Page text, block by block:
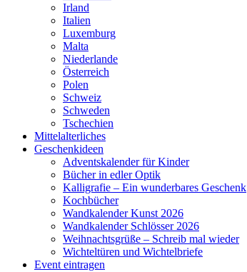
Irland
Italien
Luxemburg
Malta
Niederlande
Österreich
Polen
Schweiz
Schweden
Tschechien
Mittelalterliches
Geschenkideen
Adventskalender für Kinder
Bücher in edler Optik
Kalligrafie – Ein wunderbares Geschenk
Kochbücher
Wandkalender Kunst 2026
Wandkalender Schlösser 2026
Weihnachtsgrüße – Schreib mal wieder
Wichteltüren und Wichtelbriefe
Event eintragen